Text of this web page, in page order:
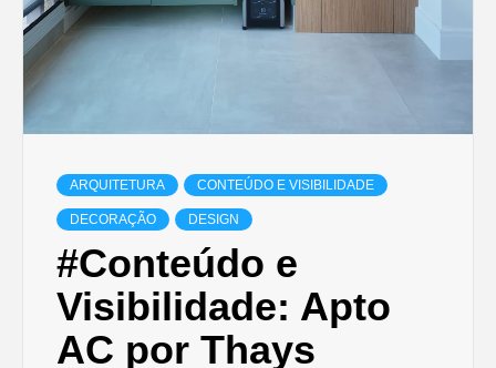
ARQUITETURA CONTEÚDO E VISIBILIDADE
DECORAÇÃO DESIGN
#Conteúdo e
Visibilidade: Apto
AC por Thays